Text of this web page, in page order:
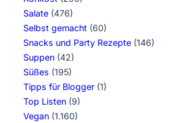
Salate (476)
Selbst gemacht (60)
Snacks und Party Rezepte (146)
Suppen (42)
Süßes (195)
Tipps für Blogger (1)
Top Listen (9)
Vegan (1.160)